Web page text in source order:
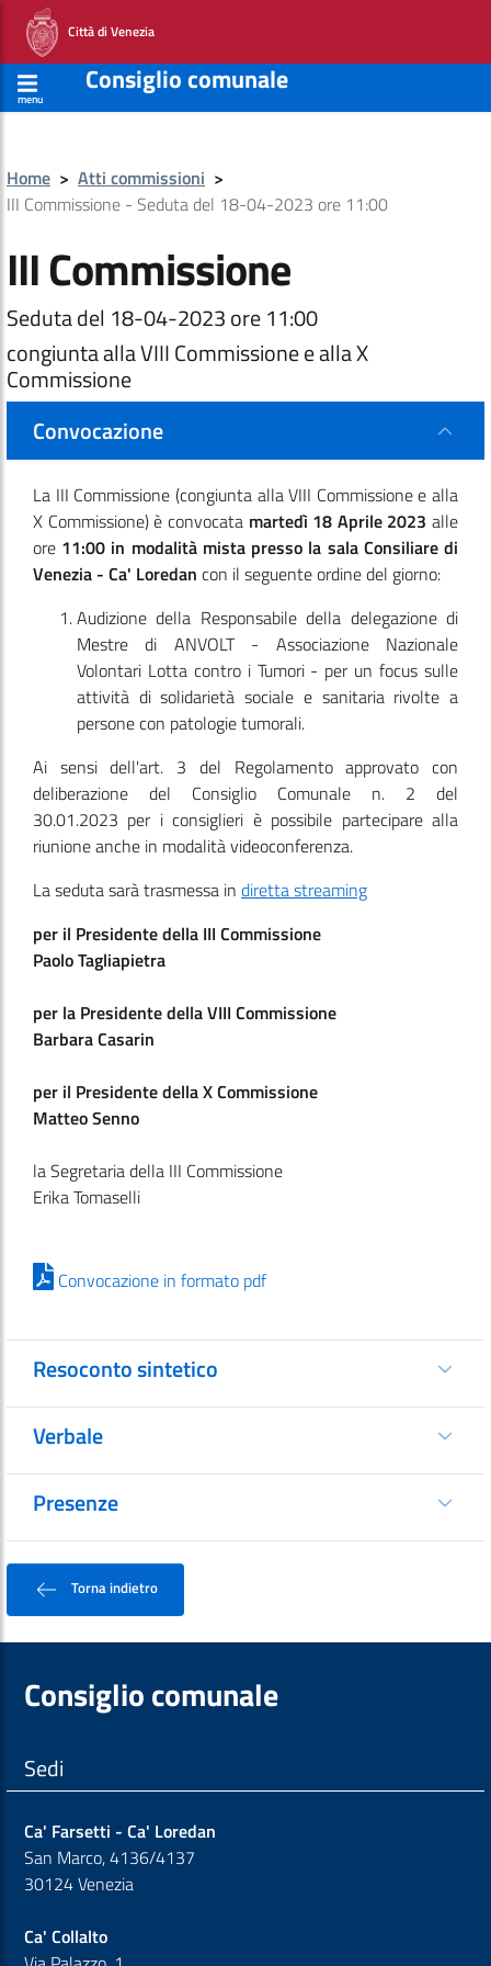
Città di Venezia
menu
Consiglio comunale
Home > Atti commissioni >
III Commissione - Seduta del 18-04-2023 ore 11:00
III Commissione
Seduta del 18-04-2023 ore 11:00
congiunta alla VIII Commissione e alla X
Commissione
Convocazione
La III Commissione (congiunta alla VIII Commissione e alla
X Commissione)è convocata martedì 18 Aprile 2023 alle
ore 11:00 in modalità mista presso la sala Consiliare di
Venezia - Ca' Loredan con il seguente ordine del giorno:
Audizione della Responsabile della delegazione di
Mestre di ANVOLT - Associazione Nazionale
Volontari Lotta contro i Tumori - per un focus sulle
attività di solidarietà sociale e sanitaria rivolte a
persone con patologie tumorali.
Ai sensi dell'art. 3 del Regolamento approvato con
deliberazione del Consiglio Comunale n. 2 del
30.01.2023 per i consiglieri è possibile partecipare alla
riunione anche in modalità videoconferenza.
La seduta sarà trasmessa in diretta streaming
per il Presidente della III Commissione
Paolo Tagliapietra
per la Presidente della VIII Commissione
Barbara Casarin
per il Presidente della X Commissione
Matteo Senno
la Segretaria della III Commissione
Erika Tomaselli
Convocazione in formato pdf
Resoconto sintetico
Verbale
Presenze
Torna indietro
Consiglio comunale
Sedi
Ca' Farsetti - Ca' Loredan
San Marco, 4136/4137
30124 Venezia
Ca' Collalto